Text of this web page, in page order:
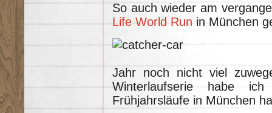
So auch wieder am
Life World Run in München
Jahr noch nicht viel
Winterlaufserie habe
Frühjahrsläufe in München